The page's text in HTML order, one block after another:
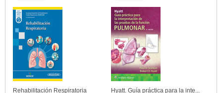
Rehabilitación Respiratoria
Hyatt. Guía práctica para la inte...